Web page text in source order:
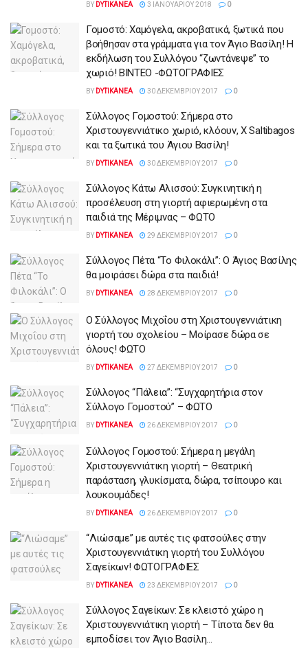
BY DYTIKANEA 3 ΙΑΝΟΥΑΡΊΟΥ 2018 0
Γομοστό: Χαμόγελα, ακροβατικά, ξωτικά που
βοήθησαν στα γράμματα για τον Άγιο Βασίλη! Η
εκδήλωση του Συλλόγου “ζωντάνεψε” το
χωριό! ΒΙΝΤΕΟ -ΦΩΤΟΓΡΑΦΙΕΣ
BY DYTIKANEA 30 ΔΕΚΕΜΒΡΊΟΥ 2017 0
Σύλλογος Γομοστού: Σήμερα στο
Χριστουγεννιάτικο χωριό, κλόουν, X Saltibagos
και τα ξωτικά του Άγιου Βασίλη!
BY DYTIKANEA 30 ΔΕΚΕΜΒΡΊΟΥ 2017 0
Σύλλογος Κάτω Αλισσού: Συγκινητική η
προσέλευση στη γιορτή αφιερωμένη στα
παιδιά της Μέριμνας – ΦΩΤΟ
BY DYTIKANEA 29 ΔΕΚΕΜΒΡΊΟΥ 2017 0
Σύλλογος Πέτα “Το Φιλοκάλι”: Ο Άγιος Βασίλης
θα μοιράσει δώρα στα παιδιά!
BY DYTIKANEA 28 ΔΕΚΕΜΒΡΊΟΥ 2017 0
Ο Σύλλογος Μιχοΐου στη Χριστουγεννιάτικη
γιορτή του σχολείου – Μοίρασε δώρα σε
όλους! ΦΩΤΟ
BY DYTIKANEA 27 ΔΕΚΕΜΒΡΊΟΥ 2017 0
Σύλλογος “Πάλεια”: “Συγχαρητήρια στον
Σύλλογο Γομοστού” – ΦΩΤΟ
BY DYTIKANEA 26 ΔΕΚΕΜΒΡΊΟΥ 2017 0
Σύλλογος Γομοστού: Σήμερα η μεγάλη
Χριστουγεννιάτικη γιορτή – Θεατρική
παράσταση, γλυκίσματα, δώρα, τσίπουρο και
λουκουμάδες!
BY DYTIKANEA 26 ΔΕΚΕΜΒΡΊΟΥ 2017 0
“Λιώσαμε” με αυτές τις φατσούλες στην
Χριστουγεννιάτικη γιορτή του Συλλόγου
Σαγείκων! ΦΩΤΟΓΡΑΦΙΕΣ
BY DYTIKANEA 23 ΔΕΚΕΜΒΡΊΟΥ 2017 0
Σύλλογος Σαγείκων: Σε κλειστό χώρο η
Χριστουγεννιάτικη γιορτή – Τίποτα δεν θα
εμποδίσει τον Άγιο Βασίλη…